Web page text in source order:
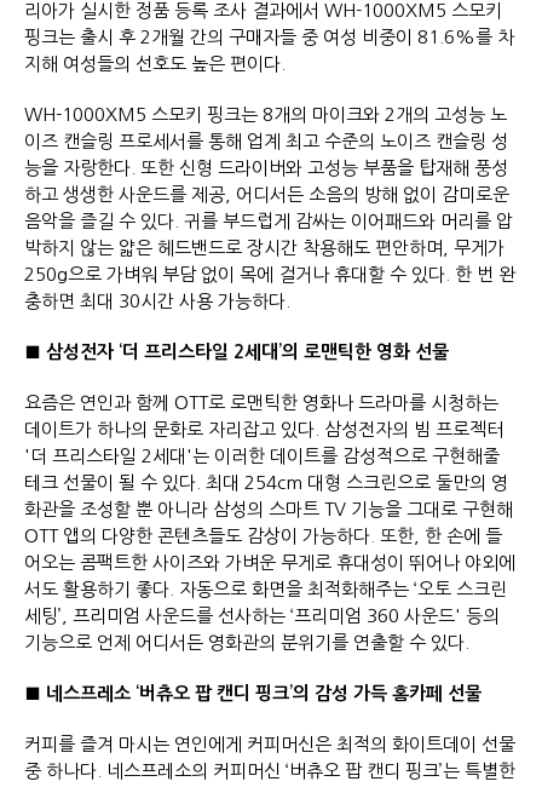
리아가 실시한 정품 등록 조사 결과에서 WH-1000XM5 스모키
핑크는 출시 후 2개월 간의 구매자들 중 여성 비중이 81.6%를 차
지해 여성들의 선호도 높은 편이다.
WH-1000XM5 스모키 핑크는 8개의 마이크와 2개의 고성능 노
이즈 캔슬링 프로세서를 통해 업계 최고 수준의 노이즈 캔슬링 성
능을 자랑한다. 또한 신형 드라이버와 고성능 부품을 탑재해 풍성
하고 생생한 사운드를 제공, 어디서든 소음의 방해 없이 감미로운
음악을 즐길 수 있다. 귀를 부드럽게 감싸는 이어패드와 머리를 압
박하지 않는 얇은 헤드밴드로 장시간 착용해도 편안하며, 무게가
250g으로 가벼워 부담 없이 목에 걸거나 휴대할 수 있다. 한 번 완
충하면 최대 30시간 사용 가능하다.
■ 삼성전자 ‘더 프리스타일 2세대’의 로맨틱한 영화 선물
요즘은 연인과 함께 OTT로 로맨틱한 영화나 드라마를 시청하는
데이트가 하나의 문화로 자리잡고 있다. 삼성전자의 빔 프로젝터
'더 프리스타일 2세대'는 이러한 데이트를 감성적으로 구현해줄
테크 선물이 될 수 있다. 최대 254cm 대형 스크린으로 둘만의 영
화관을 조성할 뿐 아니라 삼성의 스마트 TV 기능을 그대로 구현해
OTT 앱의 다양한 콘텐츠들도 감상이 가능하다. 또한, 한 손에 들
어오는 콤팩트한 사이즈와 가벼운 무게로 휴대성이 뛰어나 야외에
서도 활용하기 좋다. 자동으로 화면을 최적화해주는 ‘오토 스크린
세팅’, 프리미엄 사운드를 선사하는 ‘프리미엄 360 사운드' 등의
기능으로 언제 어디서든 영화관의 분위기를 연출할 수 있다.
■ 네스프레소 ‘버츄오 팝 캔디 핑크’의 감성 가득 홈카페 선물
커피를 즐겨 마시는 연인에게 커피머신은 최적의 화이트데이 선물
중 하나다. 네스프레소의 커피머신 ‘버츄오 팝 캔디 핑크’는 특별한